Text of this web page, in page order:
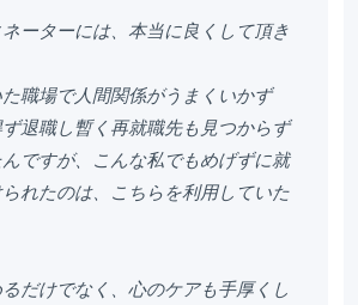
ーターには、本当に良くして頂き
職場で人間関係がうまくいかず
退職し暫く再就職先も見つからず
ですが、こんな私でもめげずに就
れたのは、こちらを利用していた
だけでなく、心のケアも手厚くし